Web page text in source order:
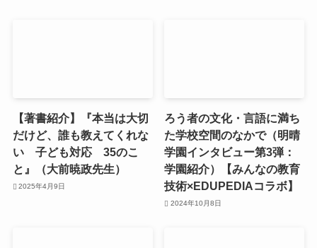
【著書紹介】『本当は大切
だけど、誰も教えてくれな
い 子ども対応 35のこ
と』（大前暁政先生）
2025年4月9日
ろう者の文化・言語に満ち
た学校空間のなかで（明晴
学園インタビュー第3弾：
学園紹介）【みんなの教育
技術×EDUPEDIAコラボ】
2024年10月8日